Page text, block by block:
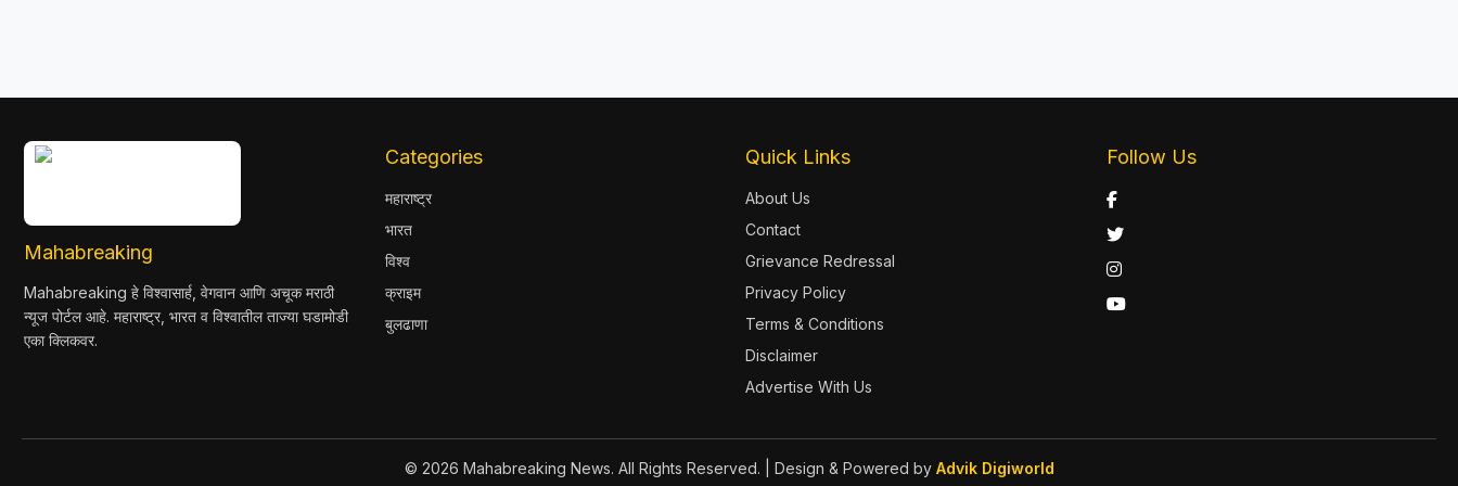
Mahabreaking
Mahabreaking हे विश्वासार्ह, वेगवान आणि अचूक मराठी
न्यूज पोर्टल आहे. महाराष्ट्र, भारत व विश्वातील ताज्या घडामोडी
एका क्लिकवर.
Categories
महाराष्ट्र
भारत
विश्व
क्राइम
बुलढाणा
Quick Links
About Us
Contact
Grievance Redressal
Privacy Policy
Terms & Conditions
Disclaimer
Advertise With Us
Follow Us
© 2026 Mahabreaking News. All Rights Reserved. | Design & Powered by Advik Digiworld